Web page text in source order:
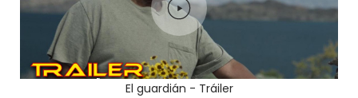
El guardián - Tráiler